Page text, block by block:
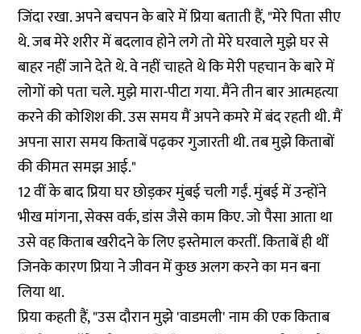
जिंदा रखा. अपने बचपन के बारे में प्रिया बताती हैं, "मेरे पिता सीए
थे. जब मेरे शरीर में बदलाव होने लगे तो मेरे घरवाले मुझे घर से
बाहर नहीं जाने देते थे. वे नहीं चाहते थे कि मेरी पहचान के बारे में
लोगों को पता चले. मुझे मारा-पीटा गया. मैंने तीन बार आत्महत्या
करने की कोशिश की. उस समय मैं अपने कमरे में बंद रहती थी. मैं
अपना सारा समय किताबें पढ़कर गुजारती थी. तब मुझे किताबों
की कीमत समझ आई."
12 वीं के बाद प्रिया घर छोड़कर मुंबई चली गईं. मुंबई में उन्होंने
भीख मांगना, सेक्स वर्क, डांस जैसे काम किए. जो पैसा आता था
उसे वह किताब खरीदने के लिए इस्तेमाल करतीं. किताबें ही थीं
जिनके कारण प्रिया ने जीवन में कुछ अलग करने का मन बना
लिया था.
प्रिया कहती हैं, "उस दौरान मुझे 'वाडमली' नाम की एक किताब